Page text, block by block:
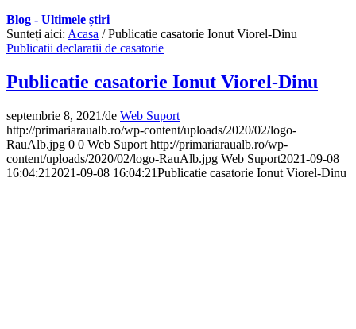
Blog - Ultimele știri
Sunteți aici: Acasa / Publicatie casatorie Ionut Viorel-Dinu
Publicatii declaratii de casatorie
Publicatie casatorie Ionut Viorel-Dinu
septembrie 8, 2021/de Web Suport
http://primariaraualb.ro/wp-content/uploads/2020/02/logo-
RauAlb.jpg 0 0 Web Suport http://primariaraualb.ro/wp-
content/uploads/2020/02/logo-RauAlb.jpg Web Suport2021-09-08
16:04:21 2021-09-08 16:04:21Publicatie casatorie Ionut Viorel-Dinu